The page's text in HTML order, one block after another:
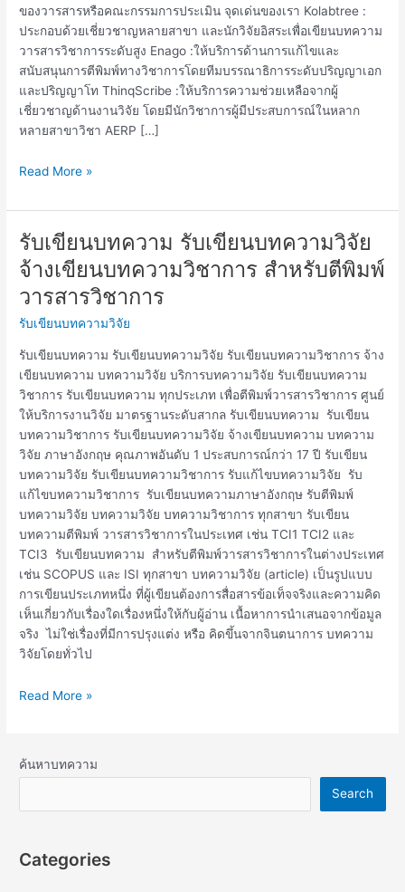
ของวารสารหรือคณะกรรมการประเมิน จุดเด่นของเรา Kolabtree :
ประกอบด้วยเชี่ยวชาญหลายสาขา และนักวิจัยอิสระเพื่อเขียนบทความ
วารสารวิชาการระดับสูง Enago :ให้บริการด้านการแก้ไขและ
สนับสนุนการตีพิมพ์ทางวิชาการโดยทีมบรรณาธิการระดับปริญญาเอก
และปริญญาโท ThinqScribe :ให้บริการความช่วยเหลือจากผู้
เชี่ยวชาญด้านงานวิจัย โดยมีนักวิชาการผู้มีประสบการณ์ในหลาก
หลายสาขาวิชา AERP […]
Read More »
รับเขียนบทความ รับเขียนบทความวิจัย
จ้างเขียนบทความวิชาการ สำหรับตีพิมพ์
วารสารวิชาการ
รับเขียนบทความวิจัย
รับเขียนบทความ รับเขียนบทความวิจัย รับเขียนบทความวิชาการ จ้าง
เขียนบทความ บทความวิจัย บริการบทความวิจัย รับเขียนบทความ
วิชาการ รับเขียนบทความ ทุกประเภท เพื่อตีพิมพ์วารสารวิชาการ ศูนย์
ให้บริการงานวิจัย มาตรฐานระดับสากล รับเขียนบทความ รับเขียน
บทความวิชาการ รับเขียนบทความวิจัย จ้างเขียนบทความ บทความ
วิจัย ภาษาอังกฤษ คุณภาพอันดับ 1 ประสบการณ์กว่า 17 ปี รับเขียน
บทความวิจัย รับเขียนบทความวิชาการ รับแก้ไขบทความวิจัย รับ
แก้ไขบทความวิชาการ รับเขียนบทความภาษาอังกฤษ รับตีพิมพ์
บทความวิจัย บทความวิจัย บทความวิชาการ ทุกสาขา รับเขียน
บทความตีพิมพ์ วารสารวิชาการในประเทศ เช่น TCI1 TCI2 และ
TCI3 รับเขียนบทความ สำหรับตีพิมพ์วารสารวิชาการในต่างประเทศ
เช่น SCOPUS และ ISI ทุกสาขา บทความวิจัย (article) เป็นรูปแบบ
การเขียนประเภทหนึ่ง ที่ผู้เขียนต้องการสื่อสารข้อเท็จจริงและความคิด
เห็นเกี่ยวกับเรื่องใดเรื่องหนึ่งให้กับผู้อ่าน เนื้อหาการนำเสนอจากข้อมูล
จริง ไม่ใช่เรื่องที่มีการปรุงแต่ง หรือ คิดขึ้นจากจินตนาการ บทความ
วิจัยโดยทั่วไป
รับ
เขียน
บทความ
รับ
เขียน
วิจัย
จ้าง
เขียน
บทความ
วิชาการ
สำหรับ
ตี
พิมพ์
วารสาร
วิชาการ
Read More »
ค้นหาบทความ
Search
Categories